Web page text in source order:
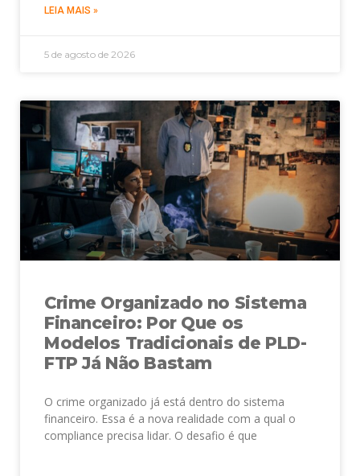
LEIA MAIS »
5 de agosto de 2026
Crime Organizado no Sistema
Financeiro: Por Que os
Modelos Tradicionais de PLD-
FTP Já Não Bastam
O crime organizado já está dentro do sistema
financeiro. Essa é a nova realidade com a qual o
compliance precisa lidar. O desafio é que